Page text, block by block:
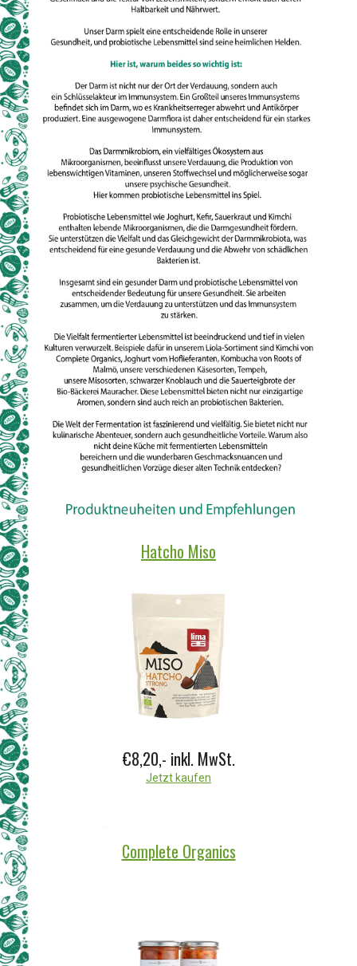
Hatcho Miso
€8,20,- inkl. MwSt.
Jetzt kaufen
Complete Organics